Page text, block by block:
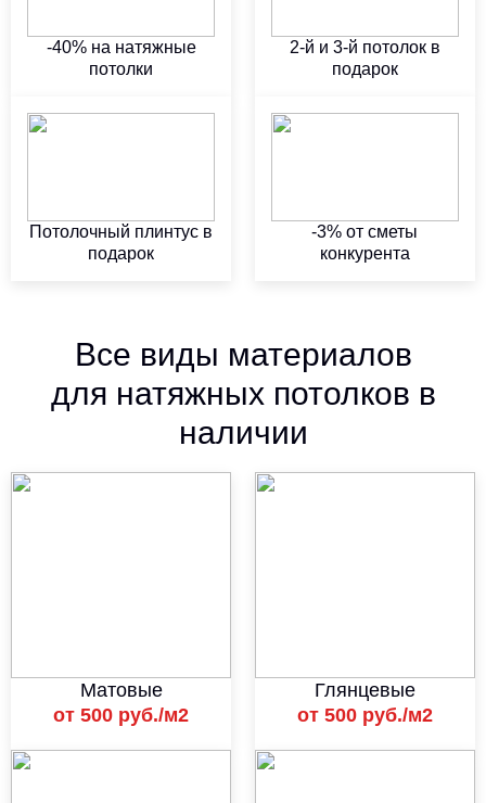
-40% на натяжные
потолки
2-й и 3-й потолок в
подарок
Потолочный плинтус в
подарок
-3% от сметы
конкурента
Все виды материалов
для натяжных потолков в
наличии
Матовые
от 500 руб./м2
Глянцевые
от 500 руб./м2